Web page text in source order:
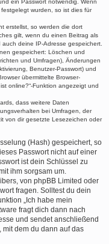
ein Passwort notwendig. Wenn
wurden, so ist dies für
erstellst, so werden die dort
gilt, wenn du einen Beitrag als
deine IP-Adresse gespeichert.
gespeichert: Löschen und
und Umfragen), Änderungen
Benutzer-Passwort) und
übermittelte Browser-
online?“-Funktion angezeigt und
dass weitere Daten
bei Umfragen, der
von dir gesetzte Lesezeichen oder
(Hash) gespeichert, so
Passwort nicht auf einer
ist dein Schlüssel zu
ihm sorgsam um.
von phpBB Limited oder
fragen. Solltest du dein
„Ich habe mein
fragt dich dann nach
und sendet anschließend
dem du dann auf das